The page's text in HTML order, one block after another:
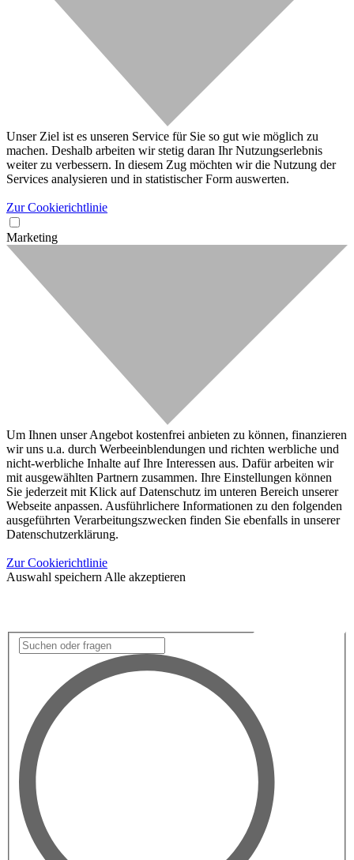
Unser Ziel ist es unseren Service für Sie so gut wie möglich zu
machen. Deshalb arbeiten wir stetig daran Ihr Nutzungserlebnis
weiter zu verbessern. In diesem Zug möchten wir die Nutzung der
Services analysieren und in statistischer Form auswerten.
Zur Cookierichtlinie
Marketing
Um Ihnen unser Angebot kostenfrei anbieten zu können, finanzieren
wir uns u.a. durch Werbeeinblendungen und richten werbliche und
nicht-werbliche Inhalte auf Ihre Interessen aus. Dafür arbeiten wir
mit ausgewählten Partnern zusammen. Ihre Einstellungen können
Sie jederzeit mit Klick auf Datenschutz im unteren Bereich unserer
Webseite anpassen. Ausführlichere Informationen zu den folgenden
ausgeführten Verarbeitungszwecken finden Sie ebenfalls in unserer
Datenschutzerklärung.
Zur Cookierichtlinie
Auswahl speichern Alle akzeptieren